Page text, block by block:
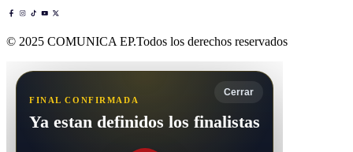
© 2025 COMUNICA EP.Todos los derechos reservados
Cerrar
FINAL CONFIRMADA
Ya estan definidos los finalistas